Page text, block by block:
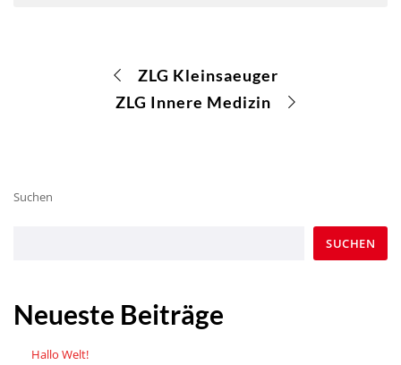
ZLG Kleinsaeuger
ZLG Innere Medizin
Suchen
SUCHEN
Neueste Beiträge
Hallo Welt!